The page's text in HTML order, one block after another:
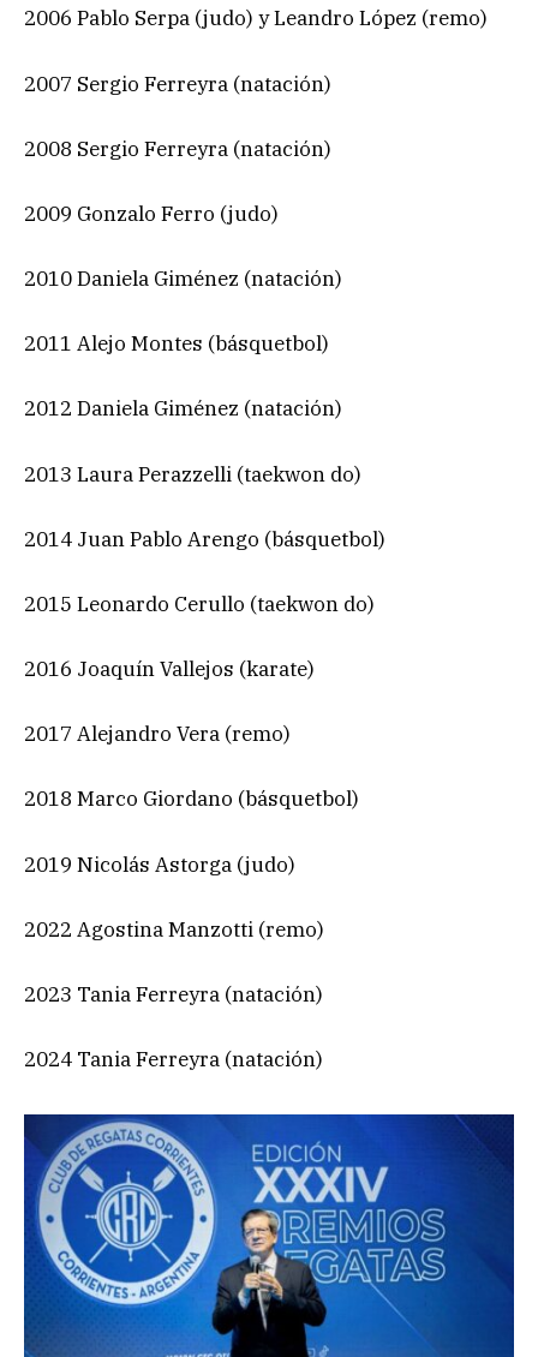
2006 Pablo Serpa (judo) y Leandro López (remo)
2007 Sergio Ferreyra (natación)
2008 Sergio Ferreyra (natación)
2009 Gonzalo Ferro (judo)
2010 Daniela Giménez (natación)
2011 Alejo Montes (básquetbol)
2012 Daniela Giménez (natación)
2013 Laura Perazzelli (taekwon do)
2014 Juan Pablo Arengo (básquetbol)
2015 Leonardo Cerullo (taekwon do)
2016 Joaquín Vallejos (karate)
2017 Alejandro Vera (remo)
2018 Marco Giordano (básquetbol)
2019 Nicolás Astorga (judo)
2022 Agostina Manzotti (remo)
2023 Tania Ferreyra (natación)
2024 Tania Ferreyra (natación)